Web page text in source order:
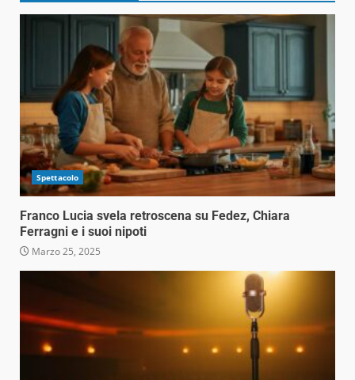
Spettacolo
Franco Lucia svela retroscena su Fedez, Chiara
Ferragni e i suoi nipoti
Marzo 25, 2025